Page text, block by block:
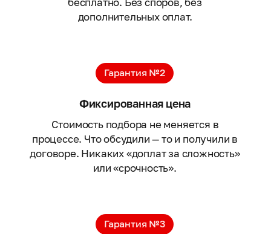
Гарантия №3
Гарантия №2
Фиксированная цена
Стоимость подбора не меняется в
процессе. Что обсудили — то и получили в
договоре. Никаких «доплат за сложность»
или «срочность».
дополнительных оплат.